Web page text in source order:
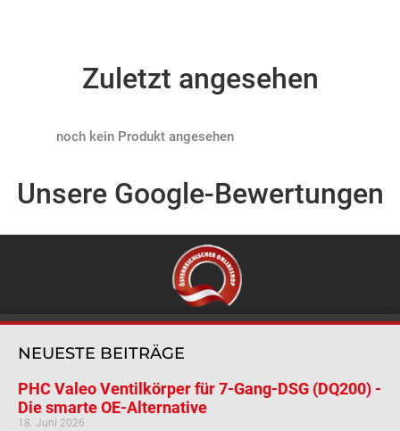
Zuletzt angesehen
Products not found
Unsere Google-Bewertungen
NEUESTE BEITRÄGE
PHC Valeo Ventilkörper für 7-Gang-DSG (DQ200) -
Die smarte OE-Alternative
18. Juni 2026